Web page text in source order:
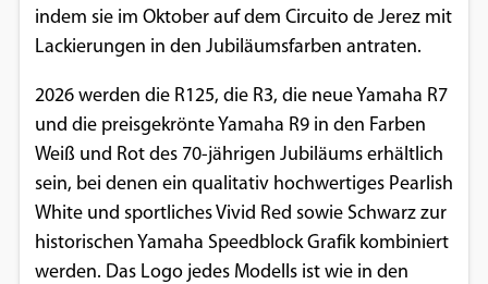
indem sie im Oktober auf dem Circuito de Jerez mit
Lackierungen in den Jubiläumsfarben antraten.
2026 werden die R125, die R3, die neue Yamaha R7
und die preisgekrönte Yamaha R9 in den Farben
Weiß und Rot des 70-jährigen Jubiläums erhältlich
sein, bei denen ein qualitativ hochwertiges Pearlish
White und sportliches Vivid Red sowie Schwarz zur
historischen Yamaha Speedblock Grafik kombiniert
werden. Das Logo jedes Modells ist wie in den
Anbieter: